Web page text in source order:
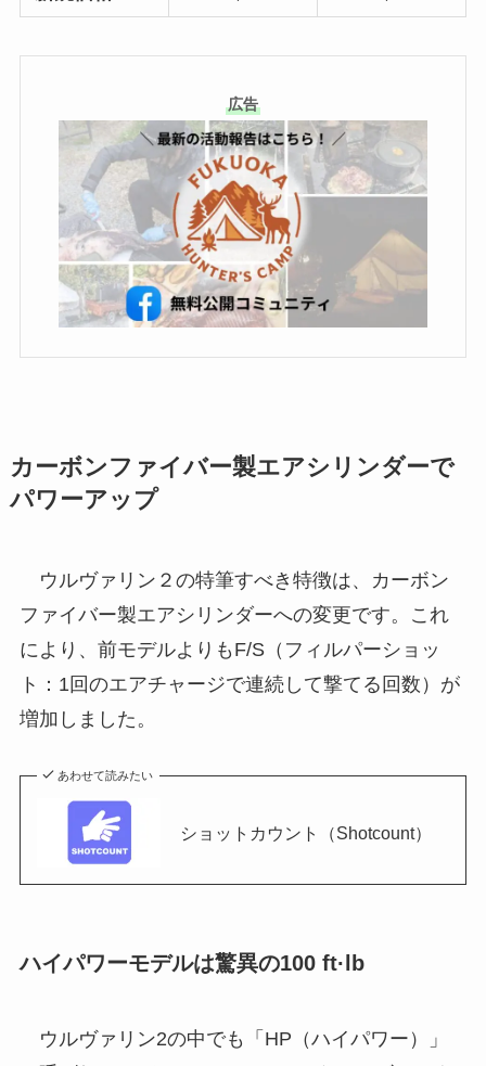
広告
カーボンファイバー製エアシリンダーで
パワーアップ
ウルヴァリン２の特筆すべき特徴は、カーボン
ファイバー製エアシリンダーへの変更です。これ
により、前モデルよりもF/S（フィルパーショッ
ト：1回のエアチャージで連続して撃てる回数）が
増加しました。
あわせて読みたい
ショットカウント（Shotcount）
ハイパワーモデルは驚異の100 ft·lb
ウルヴァリン2の中でも「HP（ハイパワー）」